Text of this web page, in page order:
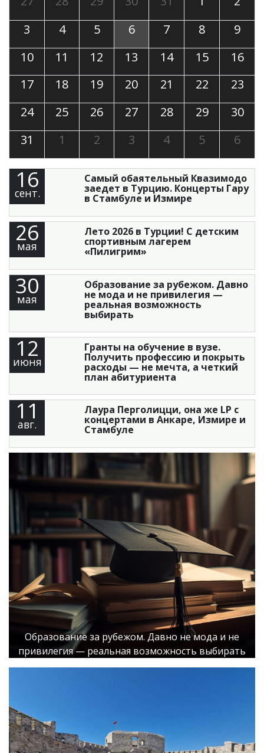
3
4 5 6 7 8
9
10
11 12 13 14 15
16
17
18 19 20 21 22
23
24
25 26 27 28 29
30
31
1 2 3 4 5 6
16
сент.
Самый обаятельный Квазимодо
заедет в Турцию. Концерты Гару
в Стамбуле и Измире
26
мая
Лето 2026 в Турции! С детским
спортивным лагерем
«Пилигрим»
30
мая
Образование за рубежом. Давно
не мода и не привилегия —
реальная возможность
выбирать
12
июня
Гранты на обучение в вузе.
Получить профессию и покрыть
расходы — не мечта, а четкий
план абитуриента
11
авг.
Лаура Перголицци, она же LP с
концертами в Анкаре, Измире и
Стамбуле
Образование за рубежом. Давно не мода и не
привилегия — реальная возможность выбирать